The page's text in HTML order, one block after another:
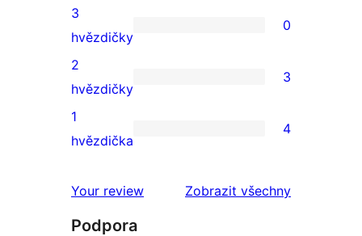
4hvězdičkové
hodnocení
0
3hvězdičkové
hodnocení
3
hvězdičky
0
3
2hvězdičkové
hodnocení
2
hvězdičky
3
4
hodnocení
1
hvězdička
4
Your review
Zobrazit všechny
Podpora